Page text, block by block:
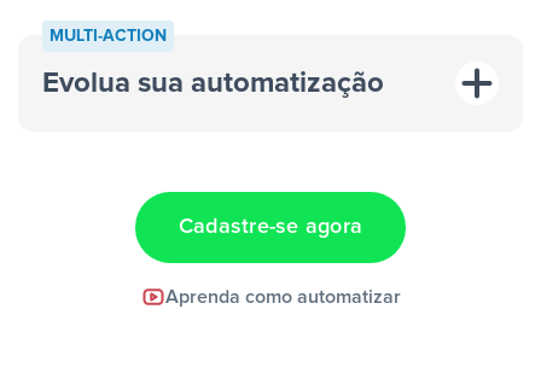
“A cada resposta em um anúncio”
MULTI-ACTION
Evolua sua automatização
Cadastre-se agora
Aprenda como automatizar